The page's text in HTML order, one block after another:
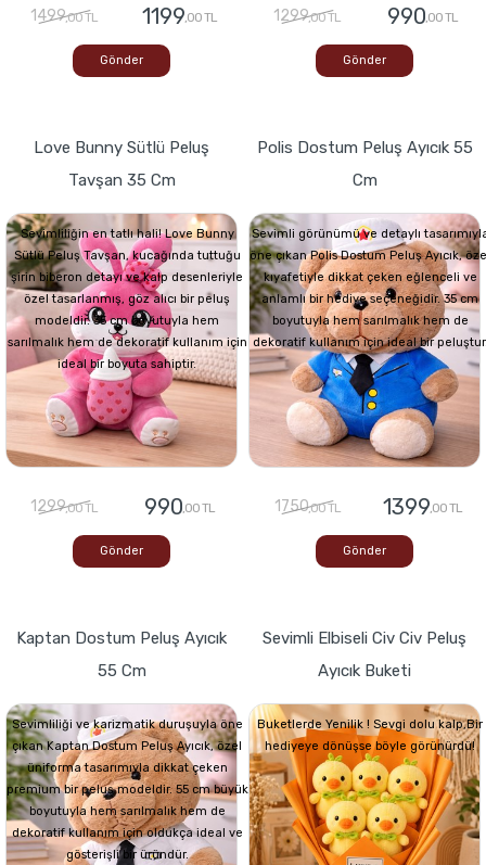
1499,00 TL 1199,00 TL
Gönder
1299,00 TL 990,00 TL
Gönder
Love Bunny Sütlü Peluş
Tavşan 35 Cm
Sevimliliğin en tatlı hali! Love Bunny
Sütlü Peluş Tavşan, kucağında tuttuğu
şirin biberon detayı ve kalp desenleriyle
özel tasarlanmış, göz alıcı bir peluş
modeldir. 35 cm boyutuyla hem
sarılmalık hem de dekoratif kullanım için
ideal bir boyuta sahiptir.
1299,00 TL 990,00 TL
Gönder
Polis Dostum Peluş Ayıcık 55
Cm
Sevimli görünümü ve detaylı
öne çıkan Polis Dostum Peluş Ayıcık,
kıyafetiyle dikkat çeken eğlenceli ve
anlamlı bir hediye seçeneğidir. 35 cm
boyutuyla hem sarılmalık hem de
dekoratif kullanım için ideal bir
1750,00 TL 1399,00 TL
Gönder
Kaptan Dostum Peluş Ayıcık
55 Cm
Sevimliliği ve karizmatik duruşuyla öne
çıkan Kaptan Dostum Peluş Ayıcık, özel
üniforma tasarımıyla dikkat çeken
premium bir peluş modeldir. 55 cm büyük
boyutuyla hem sarılmalık hem de
dekoratif kullanım için oldukça ideal ve
gösterişli bir üründür.
Sevimli Elbiseli Civ Civ Peluş
Ayıcık Buketi
Buketlerde Yenilik ! Sevgi dolu kalp,Bir
hediyeye dönüşse böyle görünürdü!